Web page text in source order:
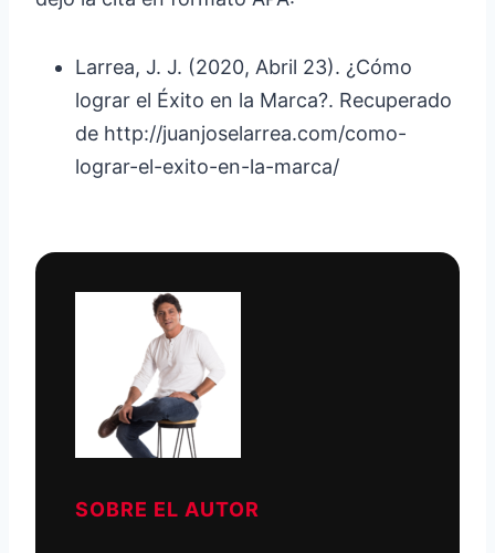
Larrea, J. J. (2020, Abril 23). ¿Cómo
lograr el Éxito en la Marca?. Recuperado
de http://juanjoselarrea.com/como-
lograr-el-exito-en-la-marca/
SOBRE EL AUTOR